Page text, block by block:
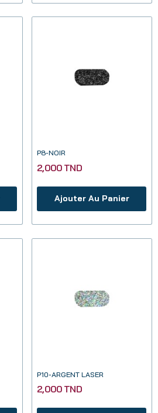
P8-NOIR
2,000 TND
Ajouter Au Panier
P10-ARGENT LASER
2,000 TND